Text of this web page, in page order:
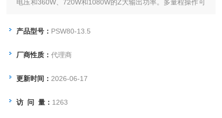
电压和360W、720W和1080W的Z大输出功率。多量程操作可
连接3台PSW电源，这种提供更高输出电压或电流的连接能力
产品型号： PSW80-13.5
厂商性质：代理商
更新时间： 2026-06-17
访 问 量： 1263